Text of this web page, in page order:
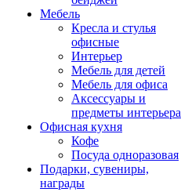
Мебель
Кресла и стулья
офисные
Интерьер
Мебель для детей
Мебель для офиса
Аксессуары и
предметы интерьера
Офисная кухня
Кофе
Посуда одноразовая
Подарки, сувениры,
награды